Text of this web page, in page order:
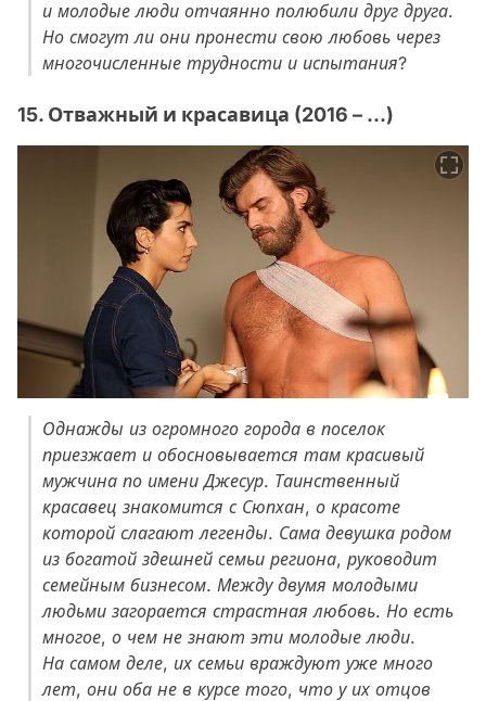
и молодые люди отчаянно полюбили друг друга.
Но смогут ли они пронести свою любовь через
многочисленные трудности и испытания?
15. Отважный и красавица (2016 – ...)
Однажды из огромного города в поселок
приезжает и обосновывается там красивый
мужчина по имени Джесур. Таинственный
красавец знакомится с Сюпхан, о красоте
которой слагают легенды. Сама девушка родом
из богатой здешней семьи региона, руководит
семейным бизнесом. Между двумя молодыми
людьми загорается страстная любовь. Но есть
многое, о чем не знают эти молодые люди.
На самом деле, их семьи враждуют уже много
лет, они оба не в курсе того, что у их отцов